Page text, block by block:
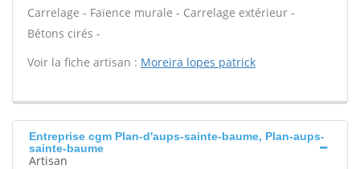
Carrelage - Faïence murale - Carrelage extérieur -
Bétons cirés -
Voir la fiche artisan : Moreira lopes patrick
Entreprise cgm Plan-d'aups-sainte-baume, Plan-aups-
sainte-baume
Artisan